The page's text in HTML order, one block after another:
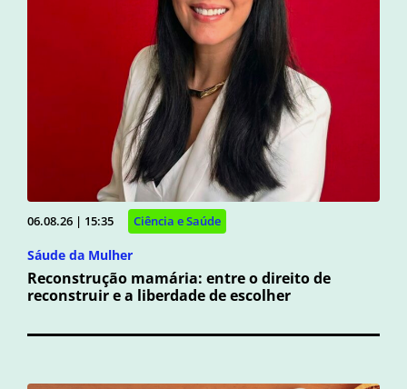
06.08.26 | 15:35 Ciência e Saúde
Sáude da Mulher
Reconstrução mamária: entre o direito de
reconstruir e a liberdade de escolher